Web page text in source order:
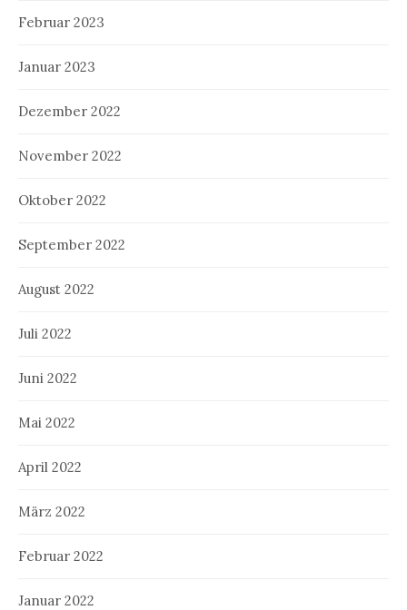
Februar 2023
Januar 2023
Dezember 2022
November 2022
Oktober 2022
September 2022
August 2022
Juli 2022
Juni 2022
Mai 2022
April 2022
März 2022
Februar 2022
Januar 2022